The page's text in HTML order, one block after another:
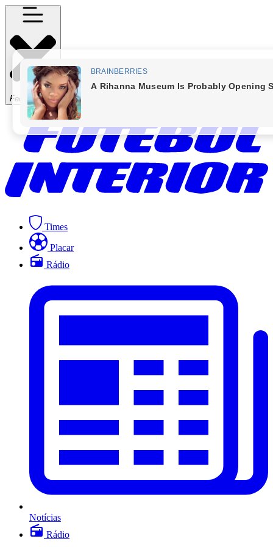
Fechar Menu
Times
Placar
Rádio
Notícias
Rádio